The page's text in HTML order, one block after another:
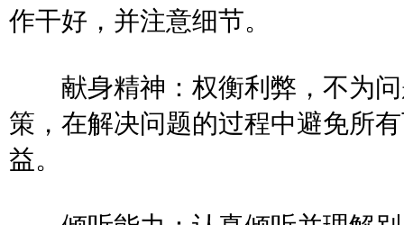
作干好，并注意细节。
献身精神：权衡利弊，不为问
策，在解决问题的过程中避免所
益。